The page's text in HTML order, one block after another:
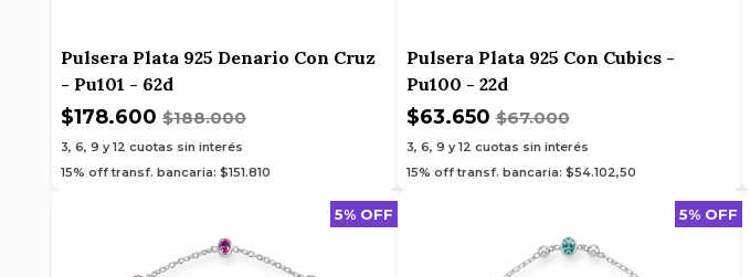
Pulsera Plata 925 Denario Con Cruz
- Pu101 - 62d
$178.600 $188.000
3, 6, 9 y 12 cuotas sin interés
15% off transf. bancaria: $151.810
Pulsera Plata 925 Con Cubics -
Pu100 - 22d
$63.650$67.000
3, 6, 9 y 12 cuotas sin interés
15% off transf. bancaria: $54.102,50
5% OFF 5% OFF